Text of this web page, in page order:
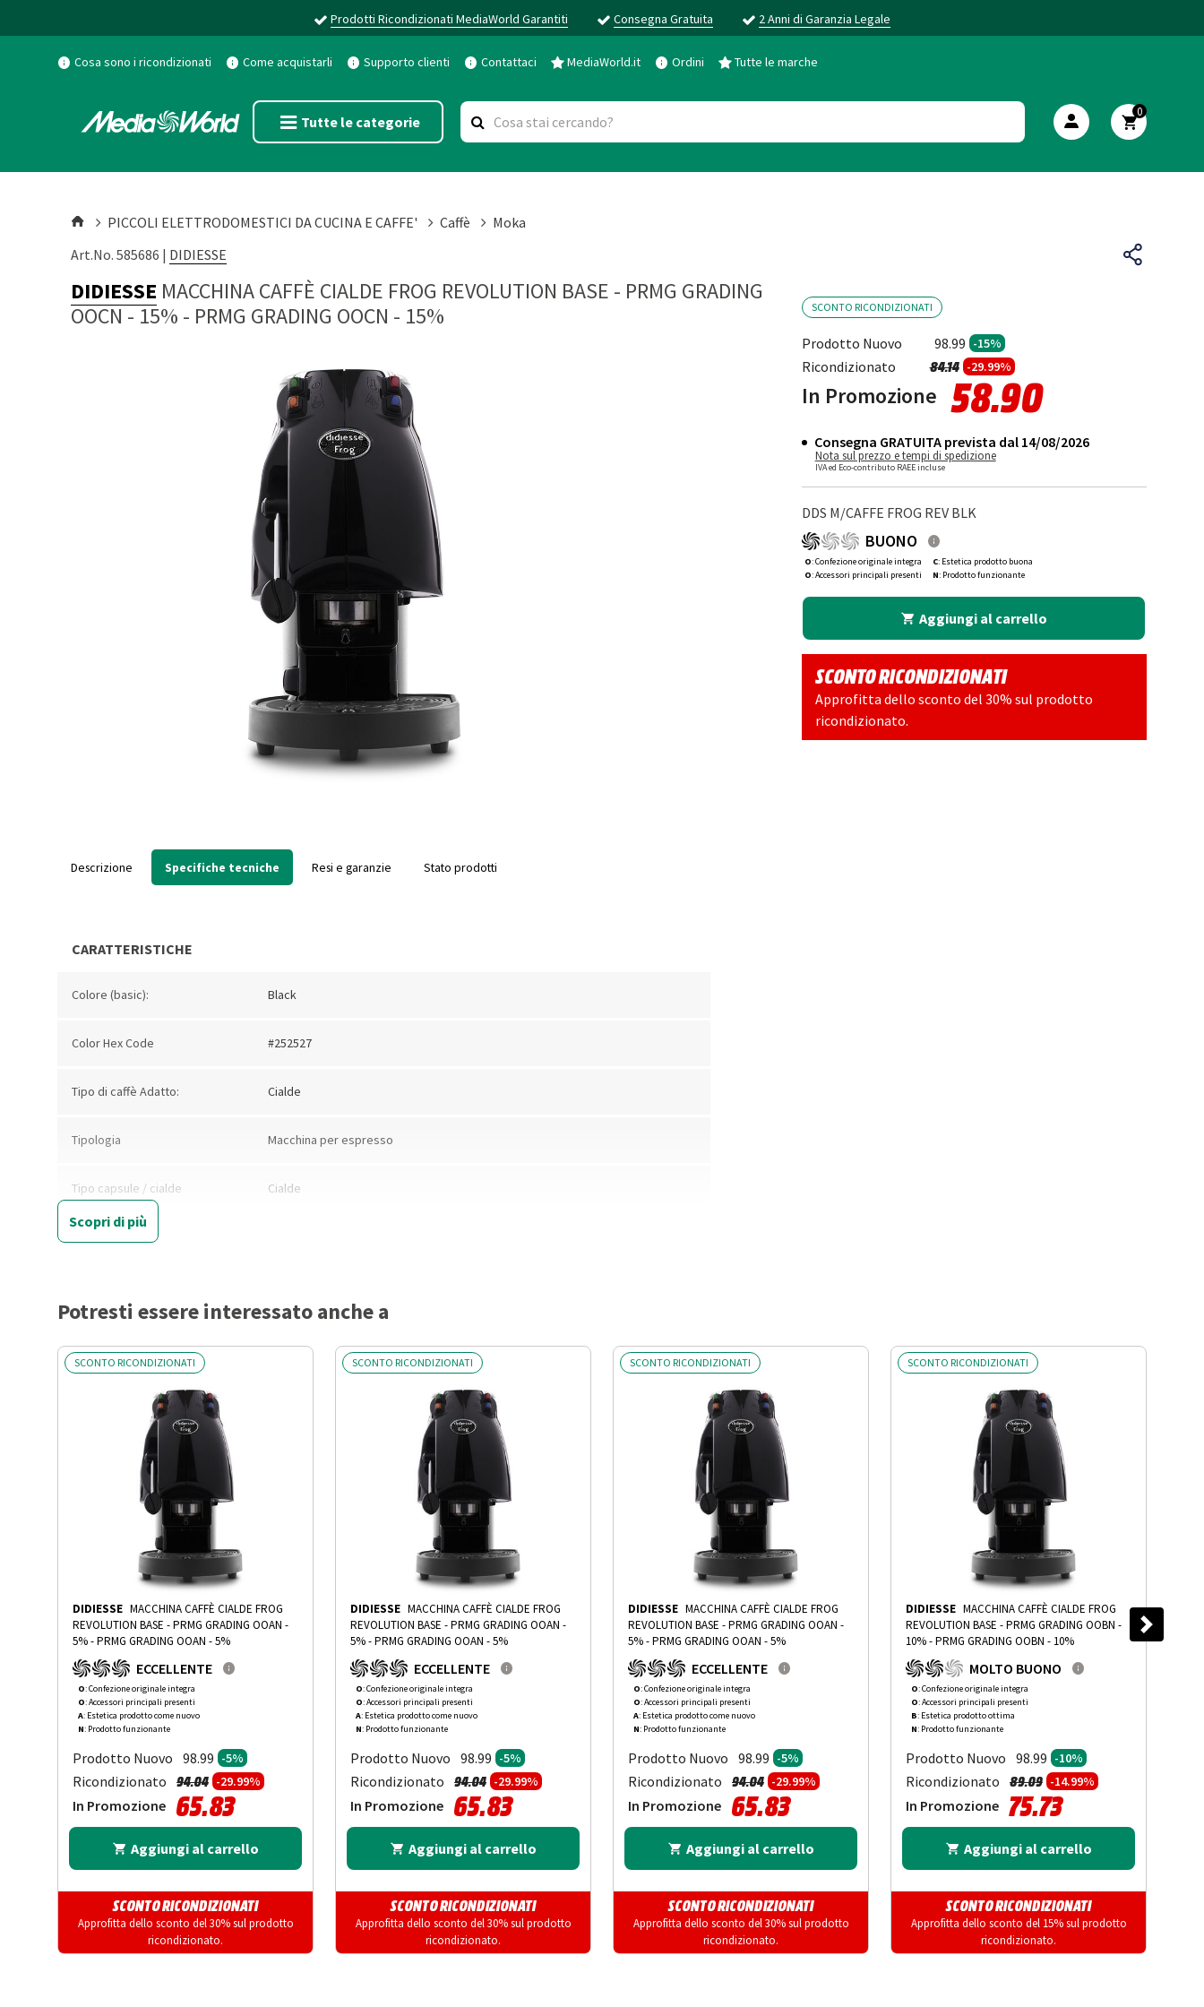
Prodotti Ricondizionati MediaWorld Garantiti Consegna Gratuita 2 Anni di Garanzia Legale
Cosa sono i ricondizionati Come acquistarli Supporto clienti Contattaci MediaWorld.it Ordini Tutte le marche
Tutte le categorie
0
PICCOLI ELETTRODOMESTICI DA CUCINA E CAFFE' Caffè
Moka
Art.No. 585686 | DIDIESSE
DIDIESSE MACCHINA CAFFÈ CIALDE FROG REVOLUTION BASE - PRMG GRADING
OOCN - 15% - PRMG GRADING OOCN - 15% SCONTO RICONDIZIONATI
Prodotto Nuovo 98.99 -15%
Ricondizionato Prezzo ridotto da
84.14a-29.99%
In Promozione 58.90
Consegna GRATUITA prevista dal 14/08/2026
Nota sul prezzo e tempi di spedizione
IVA ed Eco-contributo RAEE incluse
DDS M/CAFFE FROG REV BLK
BUONO
O: Confezione originale integra
O: Accessori principali presenti
C: Estetica prodotto buona
N: Prodotto funzionante
Aggiungi al carrello
SCONTO RICONDIZIONATI
Approfitta dello sconto del 30% sul prodotto
ricondizionato.
Descrizione Specifiche tecniche Resi e garanzie Stato prodotti
CARATTERISTICHE
Colore (basic): Black
Color Hex Code #252527
Tipo di caffè Adatto: Cialde
Tipologia Macchina per espresso
Tipo capsule / cialde Cialde
Dimensione cialde (mm)
Capacità serbatoio acqua (l)
Regolazione macinatura
Espulsione automatica capsule
Utilizzo cialde Sì
Utilizzo capsule
Serbatoio acqua removibile
Cassetto raccogli fondi
Cappuccinatore
Pannarello
Scopri di più
Potresti essere interessato anche a
SCONTO RICONDIZIONATI
DIDIESSE MACCHINA CAFFÈ CIALDE FROG
REVOLUTION BASE - PRMG GRADING OOAN -
5%-PRMG GRADING OOAN - 5%
ECCELLENTE
O: Confezione originale integra
O: Accessori principali presenti
A: Estetica prodotto come nuovo
N: Prodotto funzionante
Prodotto Nuovo 98.99 -5%
Ricondizionato Prezzo ridotto da
94.04a-29.99%
In Promozione 65.83
Aggiungi al carrello
SCONTO RICONDIZIONATI
Approfitta dello sconto del 30% sul prodotto
ricondizionato.
SCONTO RICONDIZIONATI
DIDIESSE MACCHINA CAFFÈ CIALDE FROG
REVOLUTION BASE - PRMG GRADING OOAN -
5%-PRMG GRADING OOAN - 5%
ECCELLENTE
O: Confezione originale integra
O: Accessori principali presenti
A: Estetica prodotto come nuovo
N: Prodotto funzionante
Prodotto Nuovo 98.99 -5%
Ricondizionato Prezzo ridotto da
94.04a-29.99%
In Promozione 65.83
Aggiungi al carrello
SCONTO RICONDIZIONATI
Approfitta dello sconto del 30% sul prodotto
ricondizionato.
SCONTO RICONDIZIONATI
DIDIESSE MACCHINA CAFFÈ CIALDE FROG
REVOLUTION BASE - PRMG GRADING OOAN -
5%-PRMG GRADING OOAN - 5%
ECCELLENTE
O: Confezione originale integra
O: Accessori principali presenti
A: Estetica prodotto come nuovo
N: Prodotto funzionante
Prodotto Nuovo 98.99 -5%
Ricondizionato Prezzo ridotto da
94.04a-29.99%
In Promozione 65.83
Aggiungi al carrello
SCONTO RICONDIZIONATI
Approfitta dello sconto del 30% sul prodotto
ricondizionato.
SCONTO RICONDIZIONATI
DIDIESSE MACCHINA CAFFÈ CIALDE FROG
REVOLUTION BASE - PRMG GRADING OOBN -
10%-PRMG GRADING OOBN - 10%
MOLTO BUONO
O: Confezione originale integra
O: Accessori principali presenti
B: Estetica prodotto ottima
N: Prodotto funzionante
Prodotto Nuovo 98.99 -10%
Ricondizionato Prezzo ridotto da
89.09a-14.99%
In Promozione 75.73
Aggiungi al carrello
SCONTO RICONDIZIONATI
Approfitta dello sconto del 15% sul prodotto
ricondizionato.